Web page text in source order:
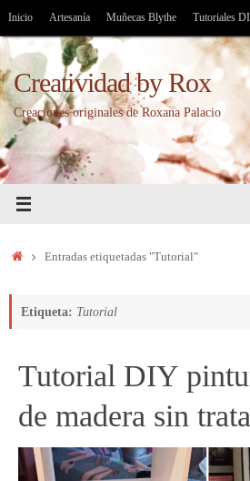
Saltar
contenido
Inicio Artesanía Muñecas Blythe Tutoriales
Creatividad by Rox
Creaciones originales de Roxana Palacio
InicioEntradas etiquetadas "Tutorial"
Etiqueta: Tutorial
Tutorial DIY
de madera sin